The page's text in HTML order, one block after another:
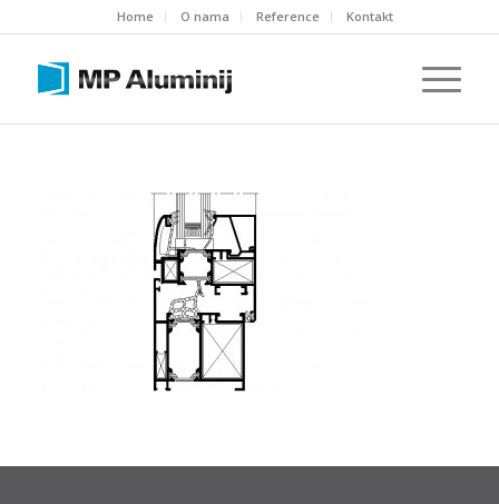
Home O nama Reference Kontakt